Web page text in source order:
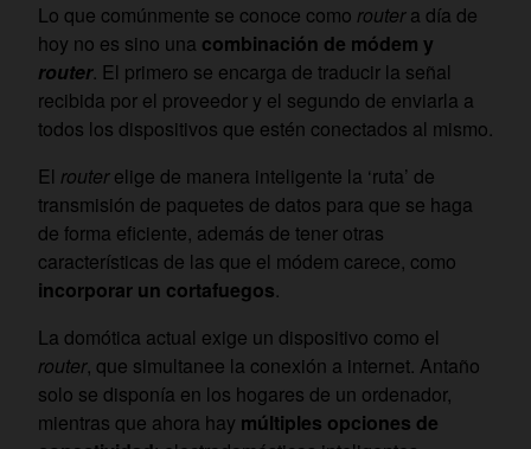
Lo que comúnmente se conoce como routera día de
hoy no es sino una combinación de módem y
router. El primero se encarga de traducir la señal
recibida por el proveedor y el segundo de enviarla a
todos los dispositivos que estén conectados al mismo.
El routerelige de manera inteligente la ‘ruta’ de
transmisión de paquetes de datos para que se haga
de forma eficiente, además de tener otras
características de las que el módem carece, como
incorporar un cortafuegos.
La domótica actual exige un dispositivo como el
router, que simultanee la conexión a internet. Antaño
solo se disponía en los hogares de un ordenador,
mientras que ahora hay múltiples opciones de